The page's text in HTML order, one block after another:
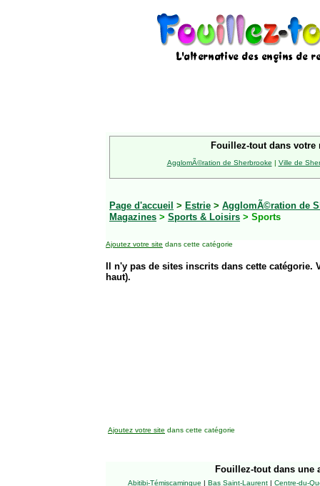
Fouillez-tout dans votre
AgglomÃ©ration de Sherbrooke | Ville de
Page d'accueil > Estrie > AgglomÃ©ration de
Magazines > Sports & Loisirs > Sports
Ajoutez votre site dans cette catégorie
Il n'y pas de sites inscrits dans cette
haut).
Ajoutez votre site dans cette catégorie
Fouillez-tout dans une
Abitibi-Témiscamingue | Bas Saint-Laurent| Centre-du-